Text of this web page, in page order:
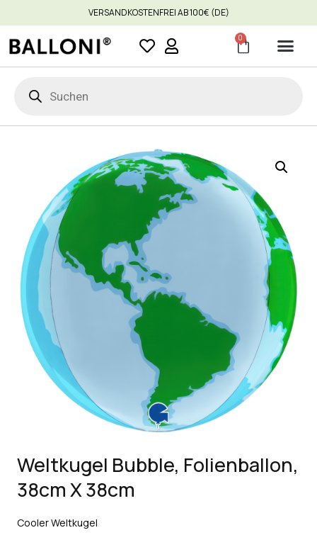
VERSANDKOSTENFREI AB 100€ (DE)
0
Weltkugel Bubble, Folienballon,
38cm X 38cm
Cooler Weltkugel